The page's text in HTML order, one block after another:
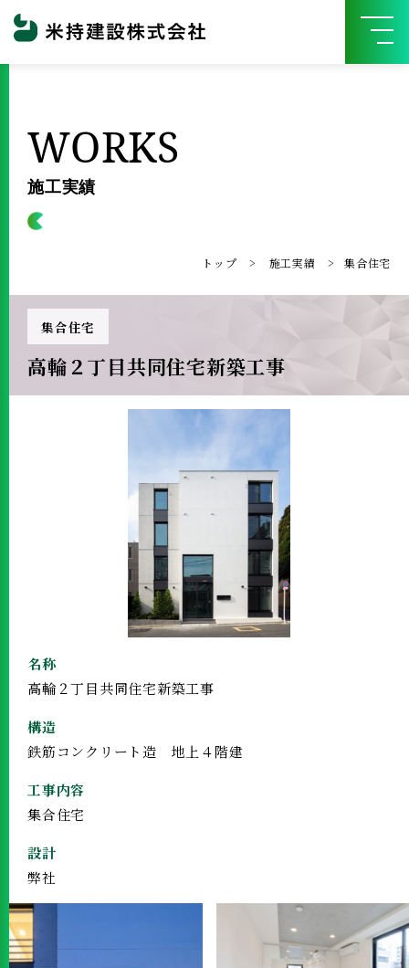
WORKS
施工実績
トップ 施工実績 集合住宅
集合住宅
高輪２丁目共同住宅新築工事
名称
高輪２丁目共同住宅新築工事
構造
鉄筋コンクリート造 地上４階建
工事内容
集合住宅
設計
弊社